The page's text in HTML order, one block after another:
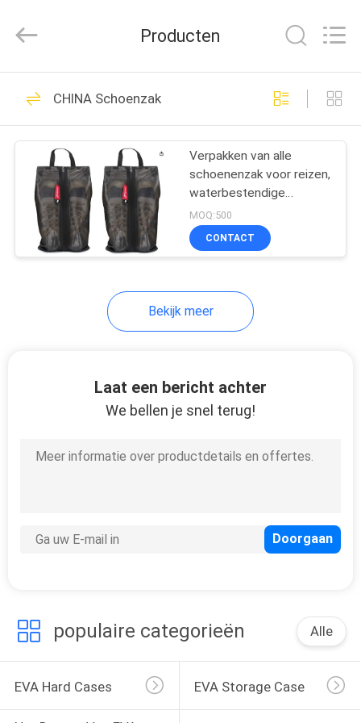
HUIS
PRODUCTEN
ONGEVEER
ONS
KWALITEITSCONTROLE
POLICY
Reserved.
Developed
EVA Hard Cases
68
EVA Storage Case
49
Het dragen van EVA
Geldzakjes
Producten
CHINA Schoenzak
Verpakken van alle
schoenenzak voor reizen,
waterbestendige
schoenenzak voor
fitness, geurbestendige
voetbalschoenenzak
MOQ:500
CONTACT
Bekijk meer
Laat een bericht achter
We bellen je snel terug!
populaire categorieën Alle
EVA Hard Cases EVA Storage Case